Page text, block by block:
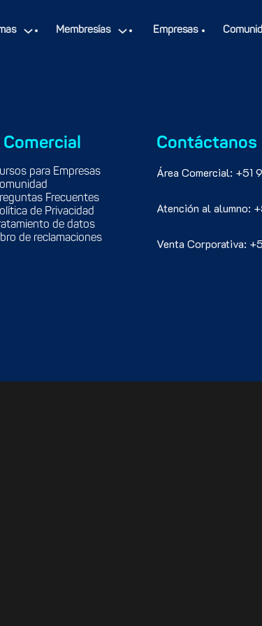
Membresías Empresas
Comercial
para Empresas
Frecuentes
de Privacidad
de datos
de reclamaciones
Contáctanos
Área Comercial: +51
Atención al alumno:
Venta Corporativa: